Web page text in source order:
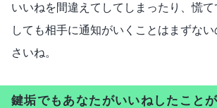
いいねを間違えてしてしまったり、慌
しても相手に通知がいくことはまずな
さいね。
鍵垢でもあなたがいいねしたこと